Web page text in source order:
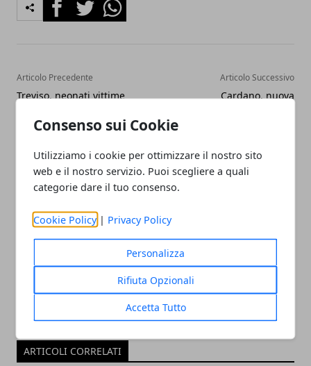
Consenso sui Cookie
Utilizziamo i cookie per ottimizzare il nostro sito
web e il nostro servizio. Puoi scegliere a quali
categorie dare il tuo consenso.
Cookie Policy | Privacy Policy
Personalizza
Rifiuta Opzionali
Accetta Tutto
Articolo Precedente
Treviso, neonati vittime
Articolo Successivo
Cardano, nuova
Redazione
ARTICOLI CORRELATI